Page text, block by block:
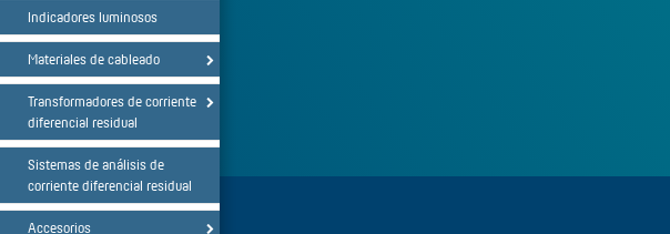
Indicadores luminosos
Materiales de cableado
Transformadores de corriente
diferencial residual
Sistemas de análisis de
corriente diferencial residual
Accesorios